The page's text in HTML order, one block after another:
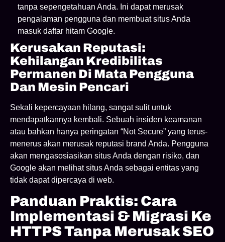
tanpa sepengetahuan Anda. Ini dapat merusak
pengalaman pengguna dan membuat situs Anda
masuk daftar hitam Google.
Kerusakan Reputasi:
Kehilangan Kredibilitas
Permanen Di Mata Pengguna
Dan Mesin Pencari
Sekali kepercayaan hilang, sangat sulit untuk
mendapatkannya kembali. Sebuah insiden keamanan
atau bahkan hanya peringatan “Not Secure” yang terus-
menerus akan merusak reputasi brand Anda. Pengguna
akan mengasosiasikan situs Anda dengan risiko, dan
Google akan melihat situs Anda sebagai entitas yang
tidak dapat dipercaya di web.
Panduan Praktis: Cara
Implementasi & Migrasi Ke
HTTPS Tanpa Merusak SEO